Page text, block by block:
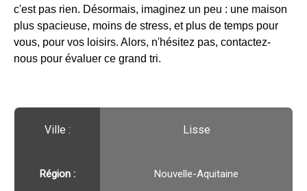
c'est pas rien. Désormais, imaginez un peu : une maison
plus spacieuse, moins de stress, et plus de temps pour
vous, pour vos loisirs. Alors, n'hésitez pas, contactez-
nous pour évaluer ce grand tri.
Ville :️ Lisse
Région :️ Nouvelle-Aquitaine